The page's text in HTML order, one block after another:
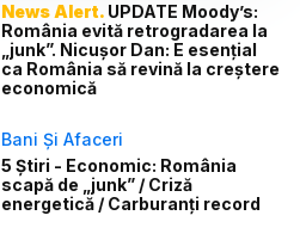
News Alert. UPDATE Moody’s:
România evită retrogradarea la
„junk”. Nicușor Dan: E esențial
ca România să revină la creștere
economică
Bani Și Afaceri
5 Știri - Economic: România
scapă de „junk” / Criză
energetică / Carburanți record